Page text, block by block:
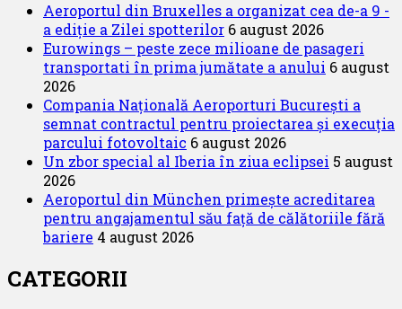
al
Eurowings
Aeroportul din Bruxelles a organizat cea de-a 9 -
a ediție a Zilei spotterilor 6 august 2026
Eurowings – peste zece milioane de pasageri
transportati în prima jumătate a anului 6 august
2026
Compania Națională Aeroporturi București a
semnat contractul pentru proiectarea și execuția
parcului fotovoltaic 6 august 2026
Un zbor special al Iberia în ziua eclipsei 5 august
2026
Aeroportul din München primește acreditarea
pentru angajamentul său față de călătoriile fără
bariere 4 august 2026
CATEGORII